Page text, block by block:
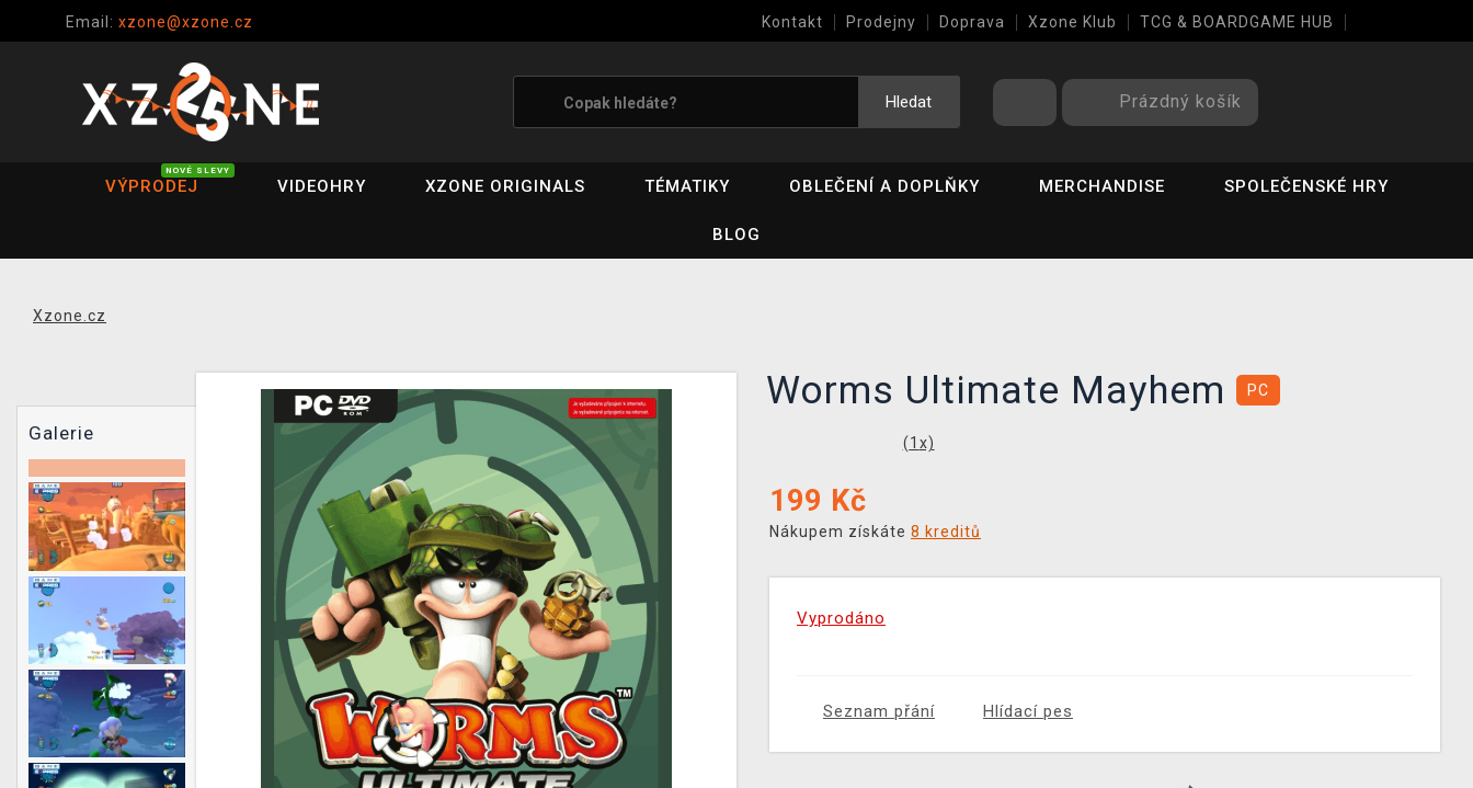
Email: xzone@xzone.cz Kontakt Prodejny Doprava Xzone Klub TCG & BOARDGAME HUB
Hledat Prázdný košík
VÝPRODEJ
NOVÉ SLEVY
VIDEOHRY XZONE ORIGINALS TÉMATIKY OBLEČENÍ A DOPLŇKY MERCHANDISE SPOLEČENSKÉ HRY
BLOG
Xzone.cz
Galerie
Worms Ultimate Mayhem PC
(1 x)
199 Kč
Nákupem získáte 8 kreditů
Vyprodáno
Seznam přání Hlídací pes